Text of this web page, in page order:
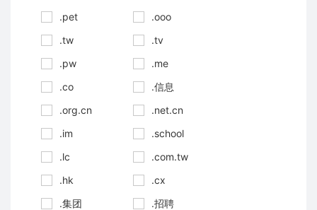
.pet
.ooo
.tw
.tv
.pw
.me
.co
.信息
.org.cn
.net.cn
.im
.school
.lc
.com.tw
.hk
.cx
.集团
.招聘